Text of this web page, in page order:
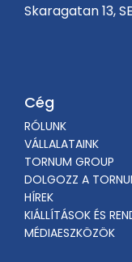
Skaragatan 13,
Cég
RÓLUNK
VÁLLALATAINK
TORNUM GROUP
DOLGOZZ A
HÍREK
KIÁLLÍTÁSOK ÉS
MÉDIAESZKÖZÖK